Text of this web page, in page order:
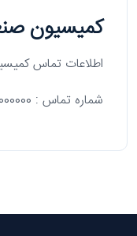
کمیسیون
اطلاعات تماس
شماره تماس : 08733000000